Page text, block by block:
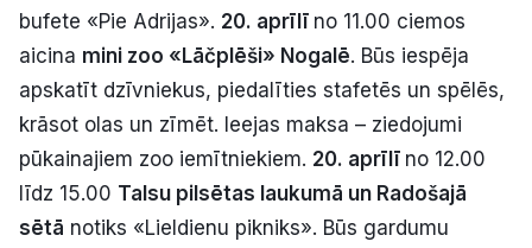
bufete «Pie Adrijas». 20. aprīlī no 11.00 ciemos
aicina mini zoo «Lāčplēši» Nogalē. Būs iespēja
apskatīt dzīvniekus, piedalīties stafetēs un spēlēs,
krāsot olas un zīmēt. Ieejas maksa – ziedojumi
pūkainajiem zoo iemītniekiem. 20. aprīlī no 12.00
līdz 15.00 Talsu pilsētas laukumā un Radošajā
sētā notiks «Lieldienu pikniks». Būs gardumu